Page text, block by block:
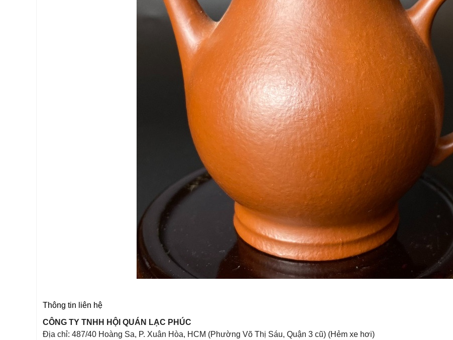
Thông tin liên hệ
CÔNG TY TNHH HỘI QUÁN LẠC PHÚC
Địa chỉ: 487/40 Hoàng Sa, P. Xuân Hòa, HCM (Phường Võ Thị Sáu, Quận 3 cũ) (Hẻm xe hơi)